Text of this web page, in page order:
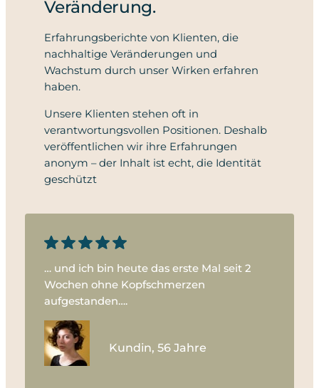
Veränderung.
Erfahrungsberichte von Klienten, die
nachhaltige Veränderungen und
Wachstum durch unser Wirken erfahren
haben.
Unsere Klienten stehen oft in
verantwortungsvollen Positionen. Deshalb
veröffentlichen wir ihre Erfahrungen
anonym – der Inhalt ist echt, die Identität
geschützt
… und ich bin heute das erste Mal seit 2
Wochen ohne Kopfschmerzen
aufgestanden….
Kundin, 56 Jahre